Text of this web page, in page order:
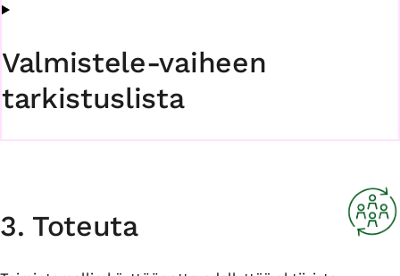
Valmistele-vaiheen
tarkistuslista
3. Toteuta